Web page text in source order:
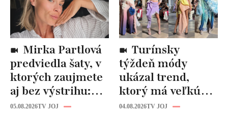
predviedla šaty, v
ktorých zaujmete
aj bez výstrihu:
Ich čaro je v tomto
05.08.2026TV JOJ
týždeň módy
ukázal trend,
ktorý má veľkú
budúcnosť: Počuli
04.08.2026TV JOJ